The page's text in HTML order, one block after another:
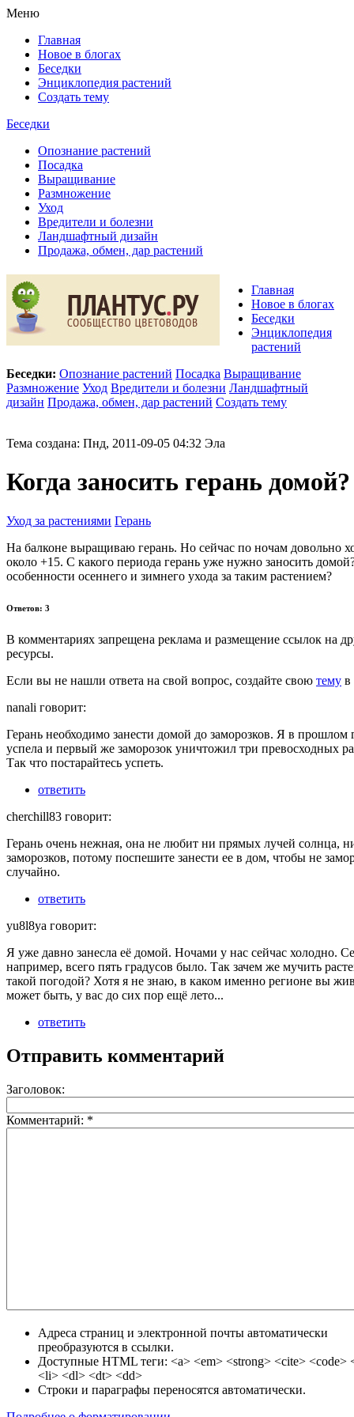
Меню
Главная
Новое в блогах
Беседки
Энциклопедия растений
Создать тему
Беседки
Опознание растений
Посадка
Выращивание
Размножение
Уход
Вредители и болезни
Ландшафтный дизайн
Продажа, обмен, дар растений
Главная
Новое в блогах
Беседки
Энциклопедия
растений
Беседки: Опознание растений Посадка Выращивание
Размножение Уход Вредители и болезни Ландшафтный
дизайн Продажа, обмен, дар растений Создать тему
Тема создана: Пнд, 2011-09-05 04:32 Эла
Когда заносить герань домой?
Уход за растениями Герань
На балконе выращиваю герань. Но сейчас по ночам довольно
около +15. С какого периода герань уже нужно заносить
особенности осеннего и зимнего ухода за таким растением?
Ответов: 3
В комментариях запрещена реклама и размещение ссылок на
ресурсы.
Если вы не нашли ответа на свой вопрос, создайте свою тему в
nanali говорит:
Герань необходимо занести домой до заморозков. Я в прошлом
успела и первый же заморозок уничтожил три превосходных
Так что постарайтесь успеть.
ответить
cherchill83 говорит:
Герань очень нежная, она не любит ни прямых лучей солнца,
заморозков, потому поспешите занести ее в дом, чтобы не
случайно.
ответить
yu8l8ya говорит:
Я уже давно занесла её домой. Ночами у нас сейчас холодно.
например, всего пять градусов было. Так зачем же мучить
такой погодой? Хотя я не знаю, в каком именно регионе вы
может быть, у вас до сих пор ещё лето...
ответить
Отправить комментарий
Заголовок:
Комментарий: *
Адреса страниц и электронной почты автоматически
преобразуются в ссылки.
Доступные HTML теги: <a> <em> <strong> <cite> <code>
<li> <dl> <dt> <dd>
Строки и параграфы переносятся автоматически.